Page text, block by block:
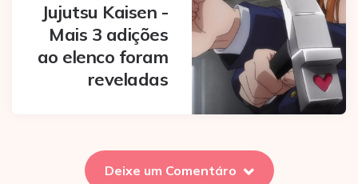
Jujutsu Kaisen -
Mais 3 adições
ao elenco foram
reveladas
Deixe um Comentáro